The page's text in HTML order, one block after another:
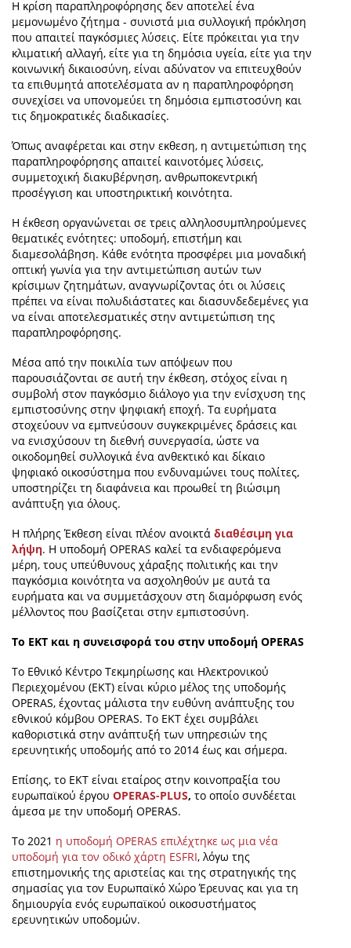
Η κρίση παραπληροφόρησης δεν αποτελεί ένα
μεμονωμένο ζήτημα - συνιστά μια συλλογική πρόκληση
που απαιτεί παγκόσμιες λύσεις. Είτε πρόκειται για την
κλιματική αλλαγή, είτε για τη δημόσια υγεία, είτε για την
κοινωνική δικαιοσύνη, είναι αδύνατον να επιτευχθούν
τα επιθυμητά αποτελέσματα αν η παραπληροφόρηση
συνεχίσει να υπονομεύει τη δημόσια εμπιστοσύνη και
τις δημοκρατικές διαδικασίες.
Όπως αναφέρεται και στην εκθεση, η αντιμετώπιση της
παραπληροφόρησης απαιτεί καινοτόμες λύσεις,
συμμετοχική διακυβέρνηση, ανθρωποκεντρική
προσέγγιση και υποστηρικτική κοινότητα.
Η έκθεση οργανώνεται σε τρεις αλληλοσυμπληρούμενες
θεματικές ενότητες: υποδομή, επιστήμη και
διαμεσολάβηση. Κάθε ενότητα προσφέρει μια μοναδική
οπτική γωνία για την αντιμετώπιση αυτών των
κρίσιμων ζητημάτων, αναγνωρίζοντας ότι οι λύσεις
πρέπει να είναι πολυδιάστατες και διασυνδεδεμένες για
να είναι αποτελεσματικές στην αντιμετώπιση της
παραπληροφόρησης.
Μέσα από την ποικιλία των απόψεων που
παρουσιάζονται σε αυτή την έκθεση, στόχος είναι η
συμβολή στον παγκόσμιο διάλογο για την ενίσχυση της
εμπιστοσύνης στην ψηφιακή εποχή. Τα ευρήματα
στοχεύουν να εμπνεύσουν συγκεκριμένες δράσεις και
να ενισχύσουν τη διεθνή συνεργασία, ώστε να
οικοδομηθεί συλλογικά ένα ανθεκτικό και δίκαιο
ψηφιακό οικοσύστημα που ενδυναμώνει τους πολίτες,
υποστηρίζει τη διαφάνεια και προωθεί τη βιώσιμη
ανάπτυξη για όλους.
Η πλήρης Έκθεση είναι πλέον ανοικτά διαθέσιμη για
λήψη. Η υποδομή OPERAS καλεί τα ενδιαφερόμενα
μέρη, τους υπεύθυνους χάραξης πολιτικής και την
παγκόσμια κοινότητα να ασχοληθούν με αυτά τα
ευρήματα και να συμμετάσχουν στη διαμόρφωση ενός
μέλλοντος που βασίζεται στην εμπιστοσύνη.
Το ΕΚΤ και η συνεισφορά του στην υποδομή OPERAS
Το Εθνικό Κέντρο Τεκμηρίωσης και Ηλεκτρονικού
Περιεχομένου (EKT) είναι κύριο μέλος της υποδομής
OPERAS, έχοντας μάλιστα την ευθύνη ανάπτυξης του
εθνικού κόμβου OPERAS. Το ΕΚΤ έχει συμβάλει
καθοριστικά στην ανάπτυξή των υπηρεσιών της
ερευνητικής υποδομής από το 2014 έως και σήμερα.
Επίσης, το ΕΚΤ είναι εταίρος στην κοινοπραξία του
ευρωπαϊκού έργου OPERAS-PLUS, το οποίο συνδέεται
άμεσα με την υποδομή OPERAS.
Το 2021 η υποδομή OPERAS επιλέχτηκε ως μια νέα
υποδομή για τον οδικό χάρτη ESFRI, λόγω της
επιστημονικής της αριστείας και της στρατηγικής της
σημασίας για τον Ευρωπαϊκό Χώρο Έρευνας και για τη
δημιουργία ενός ευρωπαϊκού οικοσυστήματος
ερευνητικών υποδομών.